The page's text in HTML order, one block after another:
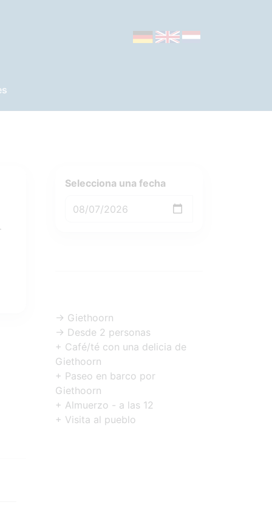
Selecciona una fecha
-> Giethoorn
-> Desde 2 personas
+ Café/té con una delicia de
Giethoorn
+ Paseo en barco por
Giethoorn
+ Almuerzo - a las 12
+ Visita al pueblo